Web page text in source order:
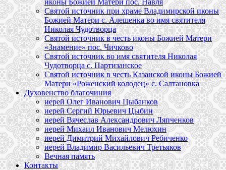
Святой источник при храме Владимирской иконы
Божией Матери с. Алешенка во имя святителя
Николая Чудотворца
Святой источник в честь иконы Божией Матери
«Знамение» пос. Чичково
Святой источник во имя святителя Николая
Чудотворца с. Партизанское
Святой источник в честь Казанской иконы Божией
Матери «Роженский колодец» с. Салтановка
Духовенство благочиния
иерей Олег Иванович Цыбанков
иерей Сергий Юрьевич Цыбин
иерей Вячеслав Александрович Ляпченков
иерей Михаил Иванович Мелюхин
иерей Димитрий Михайлович Ребиченко
иерей Владимир Васильевич Третьяков
Вечная память
Контакты